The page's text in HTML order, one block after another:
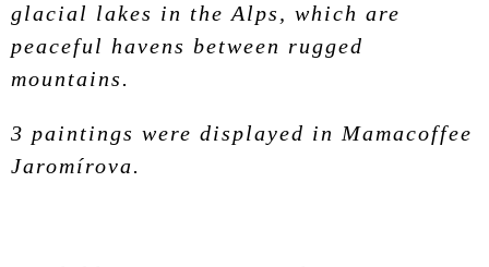
glacial lakes in the Alps, which are
peaceful havens between rugged
mountains.
3 paintings were displayed in Mamacoffee
Jaromírova.